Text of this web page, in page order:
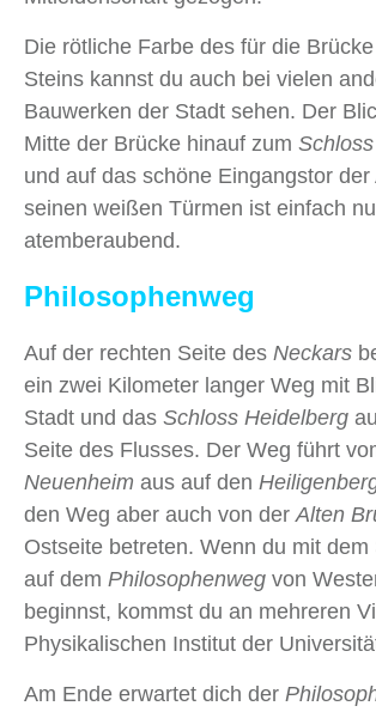
Die rötliche Farbe des für die
Steins kannst du auch bei vielen
Bauwerken der Stadt sehen. Der
Mitte der Brücke hinauf zum
und auf das schöne Eingangstor der
seinen weißen Türmen ist einfach
atemberaubend.
Philosophenweg
Auf der rechten Seite des Neckars
ein zwei Kilometer langer Weg mit
Stadt und das Schloss Heidelberg
Seite des Flusses. Der Weg führt
Neuenheim aus auf den
den Weg aber auch von der Alten
Ostseite betreten. Wenn du mit dem
auf dem Philosophenweg von
beginnst, kommst du an mehreren
Physikalischen Institut der
Am Ende erwartet dich der